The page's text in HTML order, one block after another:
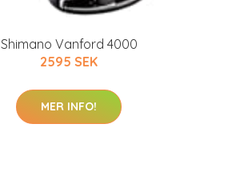
Shimano Vanford 4000
2595 SEK
MER INFO!